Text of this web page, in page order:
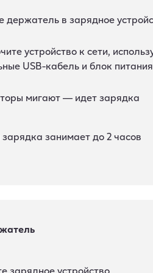
держатель в зарядное
устройство к сети,
USB-кабель и блок питания
мигают — идет зарядка
занимает до 2 часов